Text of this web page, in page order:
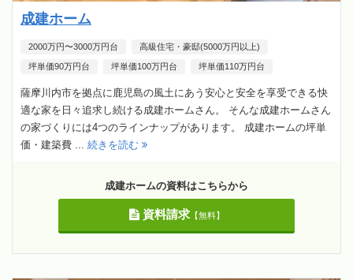
成建ホーム
2000万円〜3000万円台 高級住宅・豪邸(5000万円以上)
坪単価90万円台 坪単価100万円台 坪単価110万円台
薩摩川内市を拠点に鹿児島の風土にあう安心と安全を享受できる快
適な家を日々追求し続ける成建ホームさん。 そんな成建ホームさん
の家づくりには4つのラインナップがあります。 成建ホームの坪単
価・建築費 ... 続きを読む
成建ホームの資料はこちらから
資料請求【無料】